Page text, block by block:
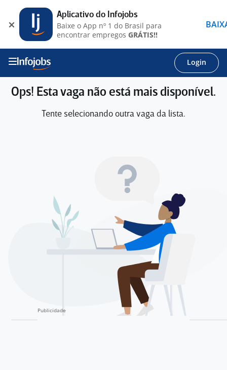
Login
Ops! Esta vaga não está mais disponível.
Tente selecionando outra vaga da lista.
Aplicativo do Infojobs
Baixe o App nº 1 do Brasil para
encontrar empregos GRÁTIS!!